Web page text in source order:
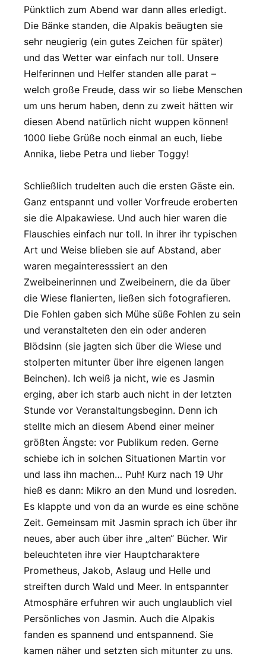
Pünktlich zum Abend war dann alles erledigt.
Die Bänke standen, die Alpakis beäugten sie
sehr neugierig (ein gutes Zeichen für später)
und das Wetter war einfach nur toll. Unsere
Helferinnen und Helfer standen alle parat –
welch große Freude, dass wir so liebe Menschen
um uns herum haben, denn zu zweit hätten wir
diesen Abend natürlich nicht wuppen können!
1000 liebe Grüße noch einmal an euch, liebe
Annika, liebe Petra und lieber Toggy!
Schließlich trudelten auch die ersten Gäste ein.
Ganz entspannt und voller Vorfreude eroberten
sie die Alpakawiese. Und auch hier waren die
Flauschies einfach nur toll. In ihrer ihr typischen
Art und Weise blieben sie auf Abstand, aber
waren megainteresssiert an den
Zweibeinerinnen und Zweibeinern, die da über
die Wiese flanierten, ließen sich fotografieren.
Die Fohlen gaben sich Mühe süße Fohlen zu sein
und veranstalteten den ein oder anderen
Blödsinn (sie jagten sich über die Wiese und
stolperten mitunter über ihre eigenen langen
Beinchen). Ich weiß ja nicht, wie es Jasmin
erging, aber ich starb auch nicht in der letzten
Stunde vor Veranstaltungsbeginn. Denn ich
stellte mich an diesem Abend einer meiner
größten Ängste: vor Publikum reden. Gerne
schiebe ich in solchen Situationen Martin vor
und lass ihn machen… Puh! Kurz nach 19 Uhr
hieß es dann: Mikro an den Mund und losreden.
Es klappte und von da an wurde es eine schöne
Zeit. Gemeinsam mit Jasmin sprach ich über ihr
neues, aber auch über ihre „alten“ Bücher. Wir
beleuchteten ihre vier Hauptcharaktere
Prometheus, Jakob, Aslaug und Helle und
streiften durch Wald und Meer. In entspannter
Atmosphäre erfuhren wir auch unglaublich viel
Persönliches von Jasmin. Auch die Alpakis
fanden es spannend und entspannend. Sie
kamen näher und setzten sich mitunter zu uns.